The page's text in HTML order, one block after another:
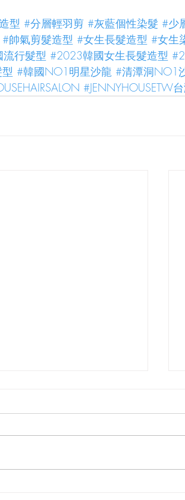
型 #分層輕羽剪 #灰藍個性染髮 #少
#帥氣剪髮造型 #女生長髮造型 #女生
行髮型 #2023韓國女生長髮造型
#韓國NO1明星沙龍 #清潭洞NO1
#JENNYHOUSETW